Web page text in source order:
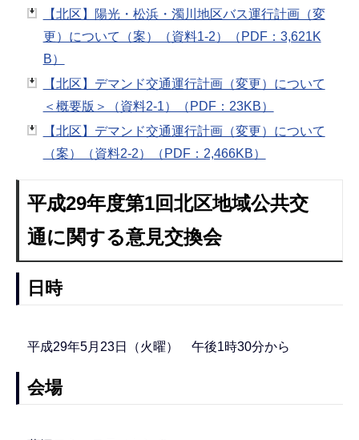
【北区】陽光・松浜・濁川地区バス運行計画（変
更）について（案）（資料1-2）（PDF：3,621K
B）
【北区】デマンド交通運行計画（変更）について
＜概要版＞（資料2-1）（PDF：23KB）
【北区】デマンド交通運行計画（変更）について
（案）（資料2-2）（PDF：2,466KB）
平成29年度第1回北区地域公共交
通に関する意見交換会
日時
平成29年5月23日（火曜） 午後1時30分から
会場